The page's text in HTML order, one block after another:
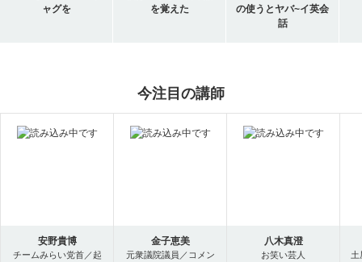
ャグを
を覚えた
の使うとヤバ~イ英会
話
今注目の講師
安野貴博
チームみらい党首／起
金子恵美
元衆議院議員／コメン
八木真澄
お笑い芸人
土